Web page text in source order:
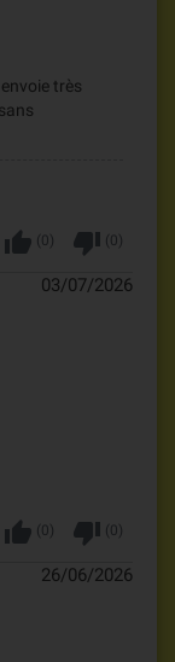
très
thumb_up (0 ) thumb_down (0 )
03/07/2026
thumb_up (0 ) thumb_down (0 )
26/06/2026